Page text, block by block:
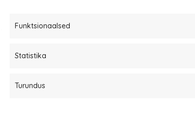
Funktsionaalsed
Statistika
Turundus
Privaatsuspoliitika ja küpsised